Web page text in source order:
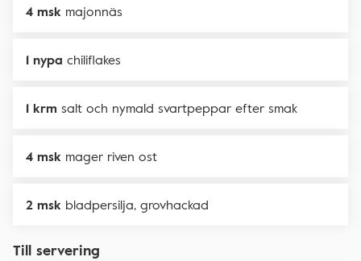
4 msk majonnäs
1 nypa chiliflakes
1 krm salt och nymald svartpeppar efter smak
4 msk mager riven ost
2 msk bladpersilja, grovhackad
Till servering